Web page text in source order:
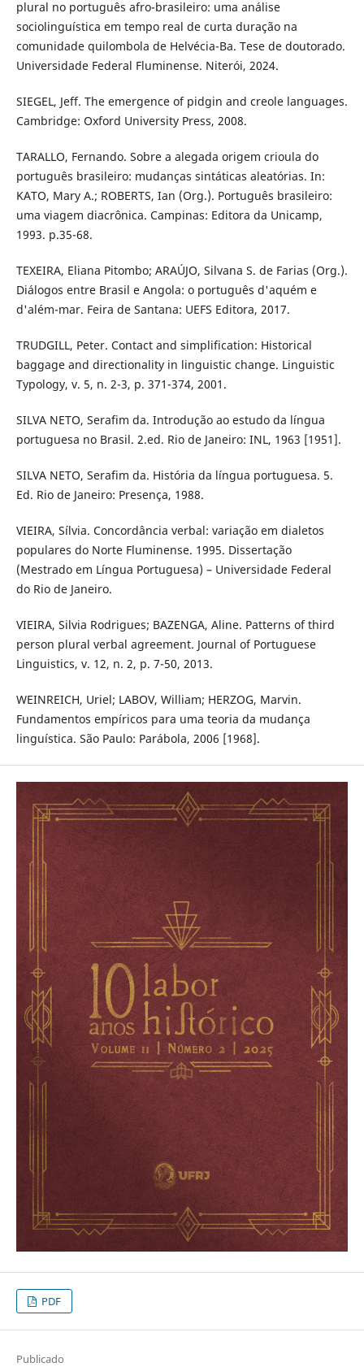
plural no português afro-brasileiro: uma análise
sociolinguística em tempo real de curta duração na
comunidade quilombola de Helvécia-Ba. Tese de doutorado.
Universidade Federal Fluminense. Niterói, 2024.
SIEGEL, Jeff. The emergence of pidgin and creole languages.
Cambridge: Oxford University Press, 2008.
TARALLO, Fernando. Sobre a alegada origem crioula do
português brasileiro: mudanças sintáticas aleatórias. In:
KATO, Mary A.; ROBERTS, Ian (Org.). Português brasileiro:
uma viagem diacrônica. Campinas: Editora da Unicamp,
1993. p.35-68.
TEXEIRA, Eliana Pitombo; ARAÚJO, Silvana S. de Farias (Org.).
Diálogos entre Brasil e Angola: o português d'aquém e
d'além-mar. Feira de Santana: UEFS Editora, 2017.
TRUDGILL, Peter. Contact and simplification: Historical
baggage and directionality in linguistic change. Linguistic
Typology, v. 5, n. 2-3, p. 371-374, 2001.
SILVA NETO, Serafim da. Introdução ao estudo da língua
portuguesa no Brasil. 2.ed. Rio de Janeiro: INL, 1963 [1951].
SILVA NETO, Serafim da. História da língua portuguesa. 5.
Ed. Rio de Janeiro: Presença, 1988.
VIEIRA, Sílvia. Concordância verbal: variação em dialetos
populares do Norte Fluminense. 1995. Dissertação
(Mestrado em Língua Portuguesa) – Universidade Federal
do Rio de Janeiro.
VIEIRA, Silvia Rodrigues; BAZENGA, Aline. Patterns of third
person plural verbal agreement. Journal of Portuguese
Linguistics, v. 12, n. 2, p. 7-50, 2013.
WEINREICH, Uriel; LABOV, William; HERZOG, Marvin.
Fundamentos empíricos para uma teoria da mudança
linguística. São Paulo: Parábola, 2006 [1968].
PDF
Publicado